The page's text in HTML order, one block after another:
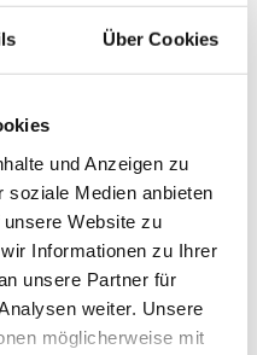
Über Cookies
und Anzeigen zu
soziale Medien anbieten
Website zu
Informationen zu Ihrer
unsere Partner für
weiter. Unsere
möglicherweise mit
Strandhotel Duhnen
zahlreichen Ständen
zum Verweilen